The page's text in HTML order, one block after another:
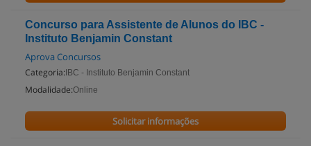
Concurso para Assistente de Alunos do IBC -
Instituto Benjamin Constant
Aprova Concursos
Categoria: IBC - Instituto Benjamin Constant
Modalidade:Online
Solicitar informações